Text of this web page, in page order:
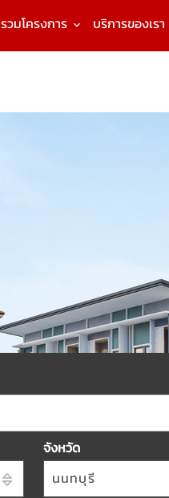
รวมโครงการ บริการของเรา
จังหวัด
นนทบุรี